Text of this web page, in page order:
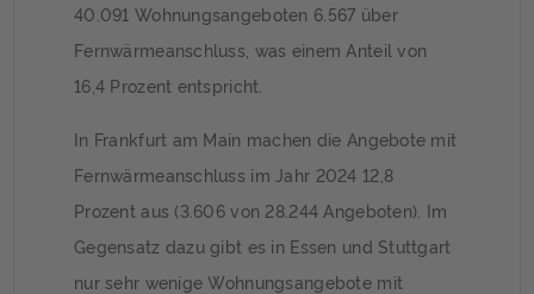
40.091 Wohnungsangeboten 6.567 über
Fernwärmeanschluss, was einem Anteil von
16,4 Prozent entspricht.
In Frankfurt am Main machen die Angebote mit
Fernwärmeanschluss im Jahr 2024 12,8
Prozent aus (3.606 von 28.244 Angeboten). Im
Gegensatz dazu gibt es in Essen und Stuttgart
nur sehr wenige Wohnungsangebote mit